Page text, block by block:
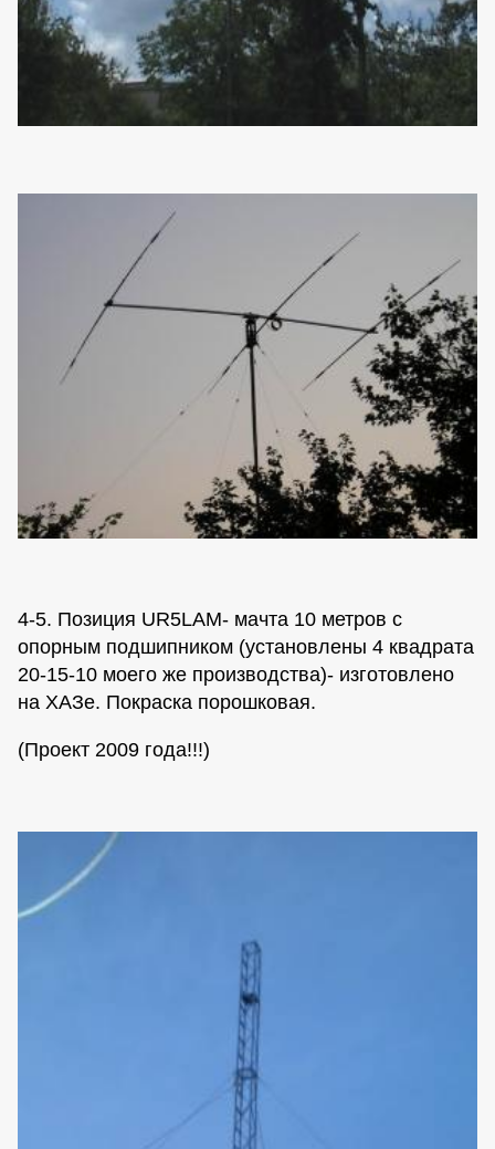
4-5. Позиция UR5LAM- мачта 10 метров с
опорным подшипником (установлены 4 квадрата
20-15-10 моего же производства)- изготовлено
на ХАЗе. Покраска порошковая.
(Проект 2009 года!!!)